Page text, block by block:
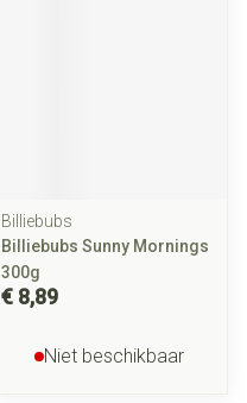
Billiebubs
Billiebubs Sunny Mornings
300g
€ 8,89
Niet beschikbaar